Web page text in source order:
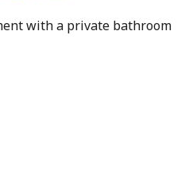
with a private bathroom